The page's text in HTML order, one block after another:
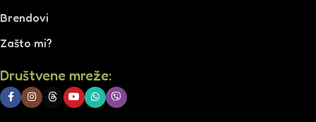
Brendovi
Zašto mi?
Društvene mreže: